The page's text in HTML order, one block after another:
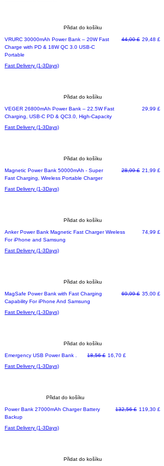
Přidat do košíku
Most Preferred
VRURC 30000mAh Power Bank – 20W Fast
Charge with PD & 18W QC 3.0 USB-C
Portable
Běžná cena
44,00 £ 29,48 £
Fast Delivery (1-3Days)
Přidat do košíku
VEGER 26800mAh Power Bank – 22.5W Fast
Charging, USB-C PD & QC3.0, High-Capacity
Cena
29,99 £
Fast Delivery (1-3Days)
Přidat do košíku
Magnetic Power Bank 50000mAh - Super
Fast Charging, Wireless Portable Charger
Běžná cena
28,99 £ 21,99 £
Fast Delivery (1-3Days)
Přidat do košíku
Anker Power Bank Magnetic Fast Charger Wireless
For iPhone and Samsung
Cena
74,99 £
Fast Delivery (1-3Days)
Přidat do košíku
MagSafe Power Bank with Fast Charging
Capability For iPhone And Samsung
Běžná cena
69,99 £ 35,00 £
Fast Delivery (1-3Days)
Přidat do košíku
Emergency USB Power Bank . Běžná cena
18,56 £ Zvýhodněná cena
16,70 £
Fast Delivery (1-3Days)
Přidat do košíku
Power Bank 27000mAh Charger Battery
Backup
Běžná cena
132,56 £ 119,30 £
Fast Delivery (1-3Days)
Přidat do košíku